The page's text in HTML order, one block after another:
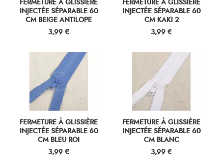
FERMETURE À GLISSIÈRE
INJECTÉE SÉPARABLE 60
CM BEIGE ANTILOPE
Prix
3,99 €
FERMETURE À GLISSIÈRE
INJECTÉE SÉPARABLE 60
CM KAKI 2
Prix
3,99 €
FERMETURE À GLISSIÈRE
INJECTÉE SÉPARABLE 60
CM BLEU ROI
Prix
3,99 €
FERMETURE À GLISSIÈRE
INJECTÉE SÉPARABLE 60
CM BLANC
Prix
3,99 €